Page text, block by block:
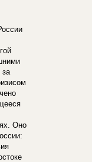
Оно